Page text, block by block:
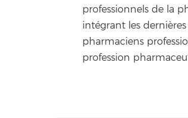
professionnels de la
intégrant les
pharmaciens
profession